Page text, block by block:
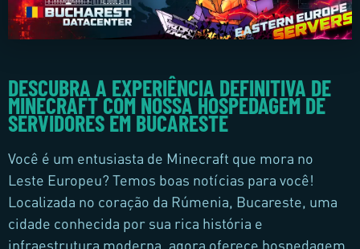
DESCUBRA A EXPERIÊNCIA DEFINITIVA DE
MINECRAFT COM NOSSA HOSPEDAGEM DE
SERVIDORES EM BUCARESTE
Você é um entusiasta de Minecraft que mora no
Leste Europeu? Temos boas notícias para você!
Localizada no coração da Rúmenia, Bucareste, uma
cidade conhecida por sua rica história e
infraestrutura moderna, agora oferece hospedagem